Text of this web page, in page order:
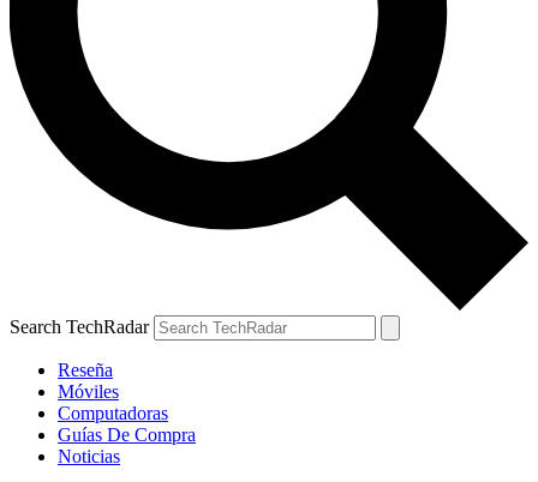
Search TechRadar
Reseña
Móviles
Computadoras
Guías De Compra
Noticias